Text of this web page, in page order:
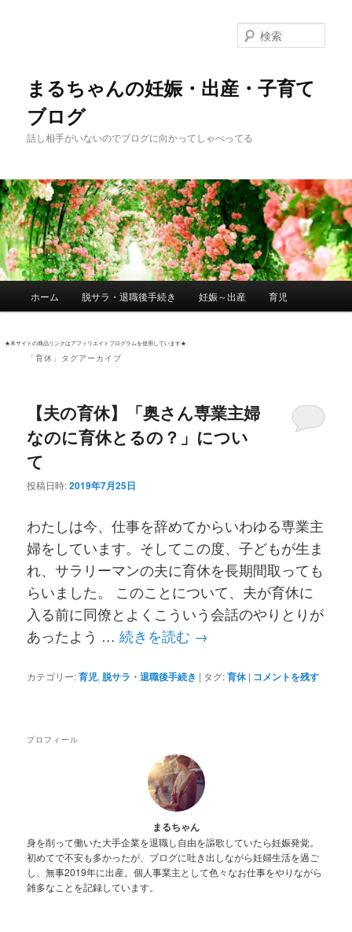
まるちゃんの妊娠・出産・子育て
ブログ
話し相手がいないのでブログに向かってしゃべってる
イ
ン
メ
イ
コ
ン
テ
ン
ツ
へ
サ
ブ
ン
テ
ン
ツ
へ
移
ホーム 脱サラ・退職後手続き 妊娠～出産 育児
★本サイトの商品リンクはアフィリエイトプログラムを使用しています★
「育休 」タグアーカイブ
【夫の育休】「奥さん専業主婦
なのに育休とるの？」につい
て
投稿日時:2019年7月25日
わたしは今、仕事を辞めてからいわゆる専業主
婦をしています。そしてこの度、子どもが生ま
れ、サラリーマンの夫に育休を長期間取っても
らいました。 このことについて、夫が育休に
入る前に同僚とよくこういう会話のやりとりが
あったよう …続きを読む →
カテゴリー:育児, 脱サラ・退職後手続き | タグ:育休 | コメントを残す
プロフィール
まるちゃん
身を削って働いた大手企業を退職し自由を謳歌していたら妊娠発覚。
初めてで不安も多かったが、ブログに吐き出しながら妊婦生活を過ご
し、無事2019年に出産。個人事業主として色々なお仕事をやりながら
雑多なことを記録しています。